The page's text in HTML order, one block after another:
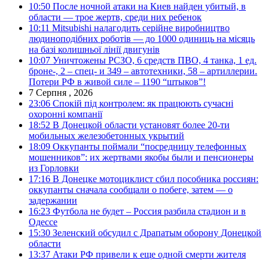
10:50 После ночной атаки на Киев найден убитый, в
области — трое жертв, среди них ребенок
10:11 Mitsubishi налагодить серійне виробництво
людиноподібних роботів — до 1000 одиниць на місяць
на базі колишньої лінії двигунів
10:07 Уничтожены РСЗО, 6 средств ПВО, 4 танка, 1 ед.
броне-, 2 – спец- и 349 – автотехники, 58 – артиллерии.
Потери РФ в живой силе – 1190 “штыков”!
7 Серпня , 2026
23:06 Спокій під контролем: як працюють сучасні
охоронні компанії
18:52 В Донецкой области установят более 20-ти
мобильных железобетонных укрытий
18:09 Оккупанты поймали “посредницу телефонных
мошенников”: их жертвами якобы были и пенсионеры
из Горловки
17:16 В Донецке мотоциклист сбил пособника россиян:
оккупанты сначала сообщали о побеге, затем — о
задержании
16:23 Футбола не будет – Россия разбила стадион и в
Одессе
15:30 Зеленский обсудил с Драпатым оборону Донецкой
области
13:37 Атаки РФ привели к еще одной смерти жителя